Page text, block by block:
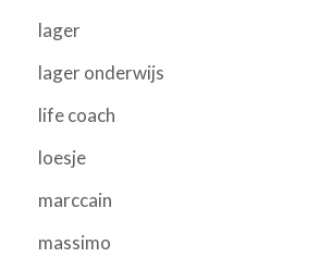
lager
lager onderwijs
life coach
loesje
marccain
massimo